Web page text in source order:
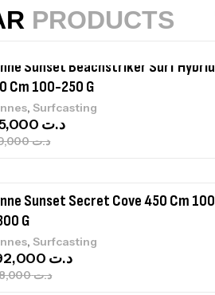
PRODUCTS
Sunset Secret Cove 450 Cm 100
G
, Surfcasting
د.ت768,000
د.ت692,000
Sunset Secret Cove 420 Cm 100
G
, Surfcasting
د.ت748,000
د.ت 673,000